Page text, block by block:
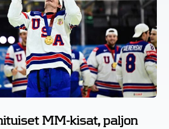
MM-kisat, paljon